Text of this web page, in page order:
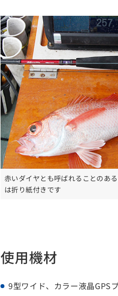
赤いダイヤとも呼ばれることのあ
は折り紙付きです
使用機材
9型ワイド、カラー液晶GPS